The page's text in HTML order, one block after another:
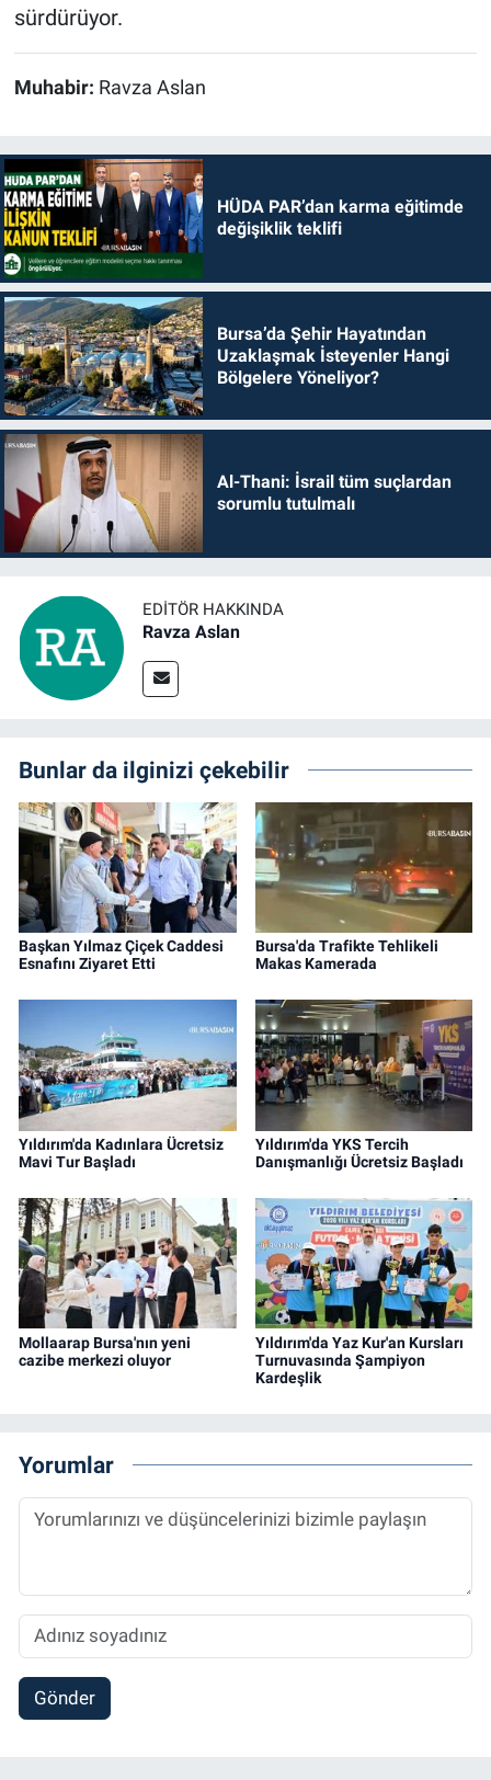
sürdürüyor.
Muhabir: Ravza Aslan
HÜDA PAR’dan karma eğitimde
değişiklik teklifi
Bursa’da Şehir Hayatından
Uzaklaşmak İsteyenler Hangi
Bölgelere Yöneliyor?
Al-Thani: İsrail tüm suçlardan
sorumlu tutulmalı
EDITÖR HAKKINDA
Ravza Aslan
Bunlar da ilginizi çekebilir
Başkan Yılmaz Çiçek Caddesi
Esnafını Ziyaret Etti
Bursa'da Trafikte Tehlikeli
Makas Kamerada
Yıldırım'da Kadınlara Ücretsiz
Mavi Tur Başladı
Yıldırım'da YKS Tercih
Danışmanlığı Ücretsiz Başladı
Mollaarap Bursa'nın yeni
cazibe merkezi oluyor
Yıldırım'da Yaz Kur'an Kursları
Turnuvasında Şampiyon
Kardeşlik
Yorumlar
Gönder